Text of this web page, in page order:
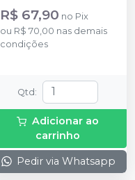
Dento-Infusor Tip.
R$ 67,90 no Pix
ou R$ 70,00 nas demais
condições
Qtd :
Adicionar ao
carrinho
Pedir via Whatsapp